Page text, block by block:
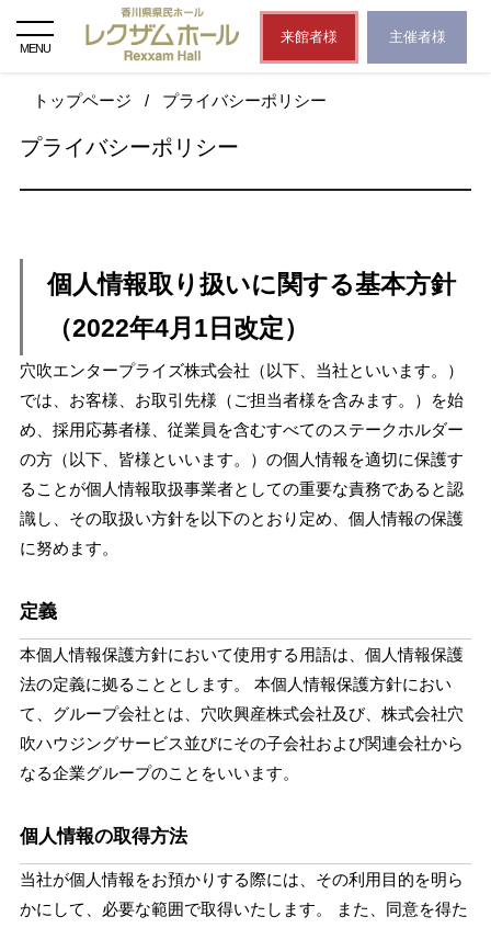
MENU
来館者様 主催者様
トップページ / プライバシーポリシー
プライバシーポリシー
個人情報取り扱いに関する基本方針
（2022年4月1日改定）
穴吹エンタープライズ株式会社（以下、当社といいます。）
では、お客様、お取引先様（ご担当者様を含みます。）を始
め、採用応募者様、従業員を含むすべてのステークホルダー
の方（以下、皆様といいます。）の個人情報を適切に保護す
ることが個人情報取扱事業者としての重要な責務であると認
識し、その取扱い方針を以下のとおり定め、個人情報の保護
に努めます。
定義
本個人情報保護方針において使用する用語は、個人情報保護
法の定義に拠ることとします。 本個人情報保護方針におい
て、グループ会社とは、穴吹興産株式会社及び、株式会社穴
吹ハウジングサービス並びにその子会社および関連会社から
なる企業グループのことをいいます。
個人情報の取得方法
当社が個人情報をお預かりする際には、その利用目的を明ら
かにして、必要な範囲で取得いたします。 また、同意を得た